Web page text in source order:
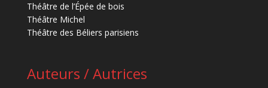
Théâtre de l’Épée de bois
Théâtre Michel
Théâtre des Béliers parisiens
Auteurs / Autrices